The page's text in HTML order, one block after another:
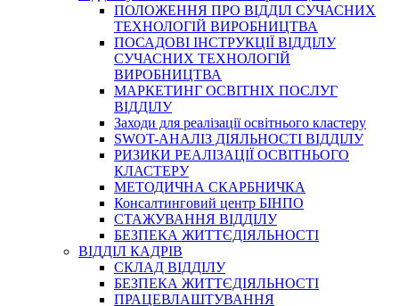
ПОЛОЖЕННЯ ПРО ВІДДІЛ СУЧАСНИХ
ТЕХНОЛОГІЙ ВИРОБНИЦТВА
ПОСАДОВІ ІНСТРУКЦІЇ ВІДДІЛУ
СУЧАСНИХ ТЕХНОЛОГІЙ
ВИРОБНИЦТВА
МАРКЕТИНГ ОСВІТНІХ ПОСЛУГ
ВІДДІЛУ
Заходи для реалізації освітнього кластеру
SWOT-АНАЛІЗ ДІЯЛЬНОСТІ ВІДДІЛУ
РИЗИКИ РЕАЛІЗАЦІЇ ОСВІТНЬОГО
КЛАСТЕРУ
МЕТОДИЧНА СКАРБНИЧКА
Консалтинговий центр БІНПО
СТАЖУВАННЯ ВІДДІЛУ
БЕЗПЕКА ЖИТТЄДІЯЛЬНОСТІ
ВІДДІЛ КАДРІВ
СКЛАД ВІДДІЛУ
БЕЗПЕКА ЖИТТЄДІЯЛЬНОСТІ
ПРАЦЕВЛАШТУВАННЯ